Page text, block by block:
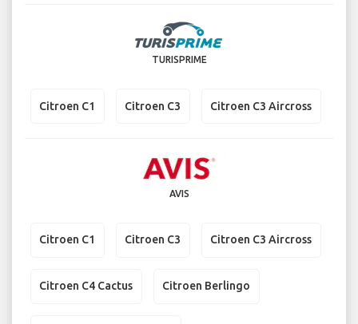
TURISPRIME
Citroen C1 Citroen C3 Citroen C3 Aircross
AVIS
Citroen C1 Citroen C3 Citroen C3 Aircross
Citroen C4 Cactus Citroen Berlingo